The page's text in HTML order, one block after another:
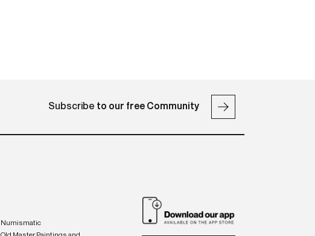
Subscribe to our free Community
Numismatic